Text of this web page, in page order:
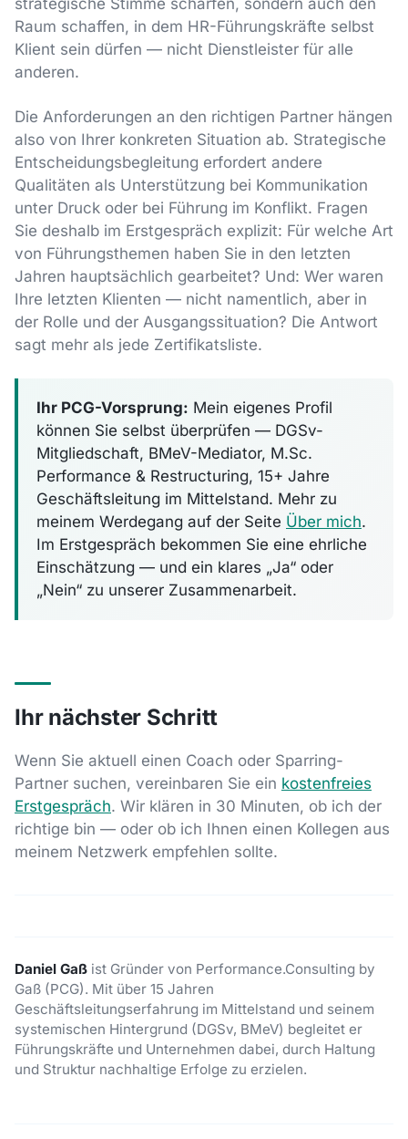
strategische Stimme schärfen, sondern auch den
Raum schaffen, in dem HR-Führungskräfte selbst
Klient sein dürfen — nicht Dienstleister für alle
anderen.
Die Anforderungen an den richtigen Partner hängen
also von Ihrer konkreten Situation ab. Strategische
Entscheidungsbegleitung erfordert andere
Qualitäten als Unterstützung bei Kommunikation
unter Druck oder bei Führung im Konflikt. Fragen
Sie deshalb im Erstgespräch explizit: Für welche Art
von Führungsthemen haben Sie in den letzten
Jahren hauptsächlich gearbeitet? Und: Wer waren
Ihre letzten Klienten — nicht namentlich, aber in
der Rolle und der Ausgangssituation? Die Antwort
sagt mehr als jede Zertifikatsliste.
Ihr PCG-Vorsprung: Mein eigenes Profil
können Sie selbst überprüfen — DGSv-
Mitgliedschaft, BMeV-Mediator, M.Sc.
Performance & Restructuring, 15+ Jahre
Geschäftsleitung im Mittelstand. Mehr zu
meinem Werdegang auf der Seite Über mich.
Im Erstgespräch bekommen Sie eine ehrliche
Einschätzung — und ein klares „Ja“ oder
„Nein“ zu unserer Zusammenarbeit.
Ihr nächster Schritt
Wenn Sie aktuell einen Coach oder Sparring-
Partner suchen, vereinbaren Sie ein kostenfreies
Erstgespräch. Wir klären in 30 Minuten, ob ich der
richtige bin — oder ob ich Ihnen einen Kollegen aus
meinem Netzwerk empfehlen sollte.
Daniel Gaß ist Gründer von Performance.Consulting by
Gaß (PCG). Mit über 15 Jahren
Geschäftsleitungserfahrung im Mittelstand und seinem
systemischen Hintergrund (DGSv, BMeV) begleitet er
Führungskräfte und Unternehmen dabei, durch Haltung
und Struktur nachhaltige Erfolge zu erzielen.